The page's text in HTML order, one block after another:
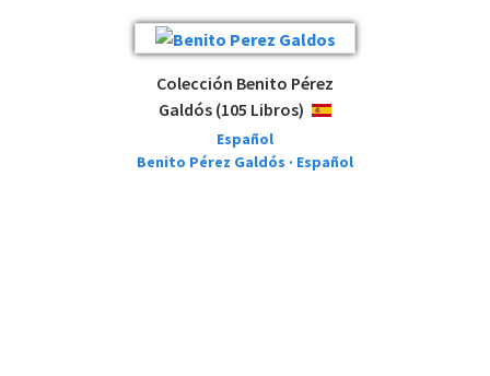
Colección Benito Pérez
Galdós (105 Libros)
ESPAÑOL
Español
Benito Pérez Galdós · Español